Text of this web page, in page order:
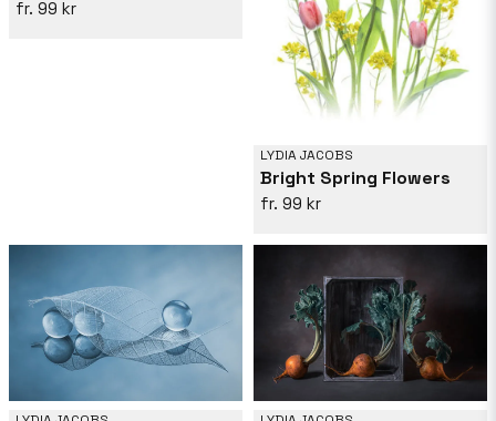
99 kr
LYDIA JACOBS
Bright Spring Flowers
99 kr